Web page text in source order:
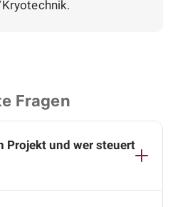
Fragen
Projekt und wer steuert